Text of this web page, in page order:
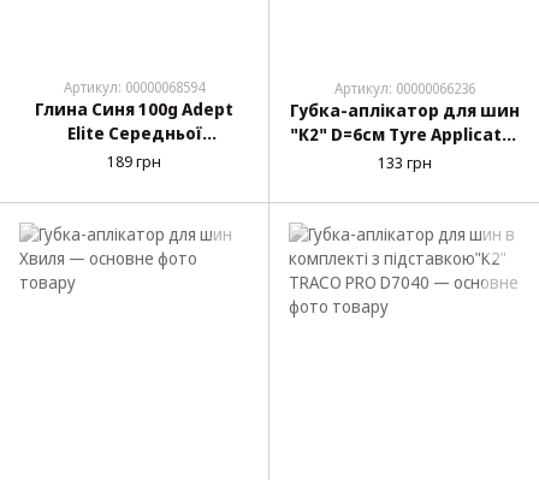
Артикул: 00000068594
Глина Синя 100g Adept
Elite Середньої
жорсткості
189 грн
Артикул: 00000066236
Губка-аплікатор для шин
"К2" D=6см Tyre Applicator
K720
133 грн